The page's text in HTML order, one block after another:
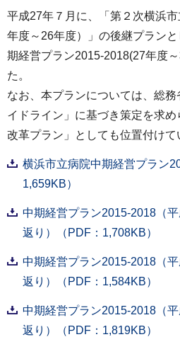
平成27年７月に、「第２次横浜
年度～26年度）」の後継プラン
期経営プラン2015-2018(27年度
た。
なお、本プランについては、総
イドライン」に基づき策定を求
改革プラン」としても位置付けて
横浜市立病院中期経営プラン
1,659KB）
中期経営プラン2015-2018（
返り）（PDF：1,708KB）
中期経営プラン2015-2018（
返り）（PDF：1,584KB）
中期経営プラン2015-2018（
返り）（PDF：1,819KB）